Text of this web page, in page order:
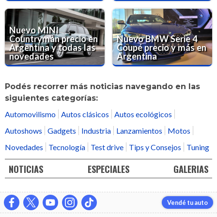
Nuevo MINI
Countryman precio en
Argentina y todas las
novedades
Nuevo BMW Serie 4
Coupé precio y más en
Argentina
Podés recorrer más noticias navegando en las
siguientes categorías:
Automovilismo Autos clásicos
Autos ecológicos
Autoshows
Gadgets Industria Lanzamientos
Motos
Novedades
Tecnología Test drive Tips y Consejos Tuning
NOTICIAS ESPECIALES GALERIAS
Vendé tu auto